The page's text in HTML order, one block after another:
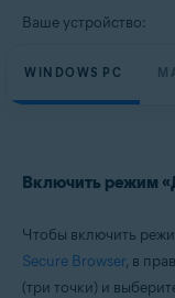
Ваше устройство:
WINDOWS PC
Включить режим
Чтобы включить
Secure Browser, в
(три точки) и